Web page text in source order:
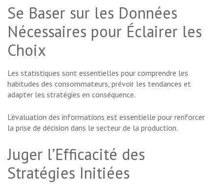
Se Baser sur les Données
Nécessaires pour Éclairer les
Choix
Les statistiques sont essentielles pour comprendre les
habitudes des consommateurs, prévoir les tendances et
adapter les stratégies en conséquence.
L’évaluation des informations est essentielle pour renforcer
la prise de décision dans le secteur de la production.
Juger l’Efficacité des
Stratégies Initiées